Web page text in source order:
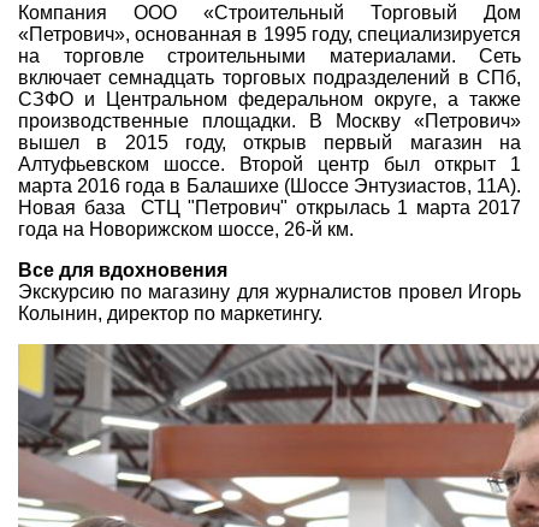
Компания ООО «Строительный Торговый Дом
«Петрович», основанная в 1995 году, специализируется
на торговле строительными материалами. Сеть
включает семнадцать торговых подразделений в СПб,
СЗФО и Центральном федеральном округе, а также
производственные площадки. В Москву «Петрович»
вышел в 2015 году, открыв первый магазин на
Алтуфьевском шоссе. Второй центр был открыт 1
марта 2016 года в Балашихе (Шоссе Энтузиастов, 11А).
Новая база СТЦ "Петрович" открылась 1 марта 2017
года на Новорижском шоссе, 26-й км.
Все для вдохновения
Экскурсию по магазину для журналистов провел Игорь
Колынин, директор по маркетингу.